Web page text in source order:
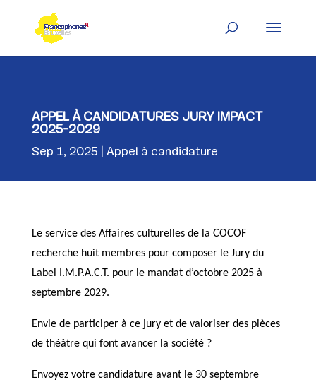
content
APPEL À CANDIDATURES JURY IMPACT
2025-2029
Sep 1, 2025 Appel à candidature
Le service des Affaires culturelles de la COCOF
recherche huit membres pour composer le Jury du
Label I.M.P.A.C.T. pour le mandat d’octobre 2025 à
septembre 2029.
Envie de participer à ce jury et de valoriser des pièces
de théâtre qui font avancer la société ?
Envoyez votre candidature avant le 30 septembre